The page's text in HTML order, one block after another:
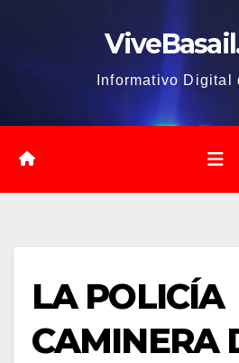
Informativo Digital
LA POLICÍA
CAMINERA